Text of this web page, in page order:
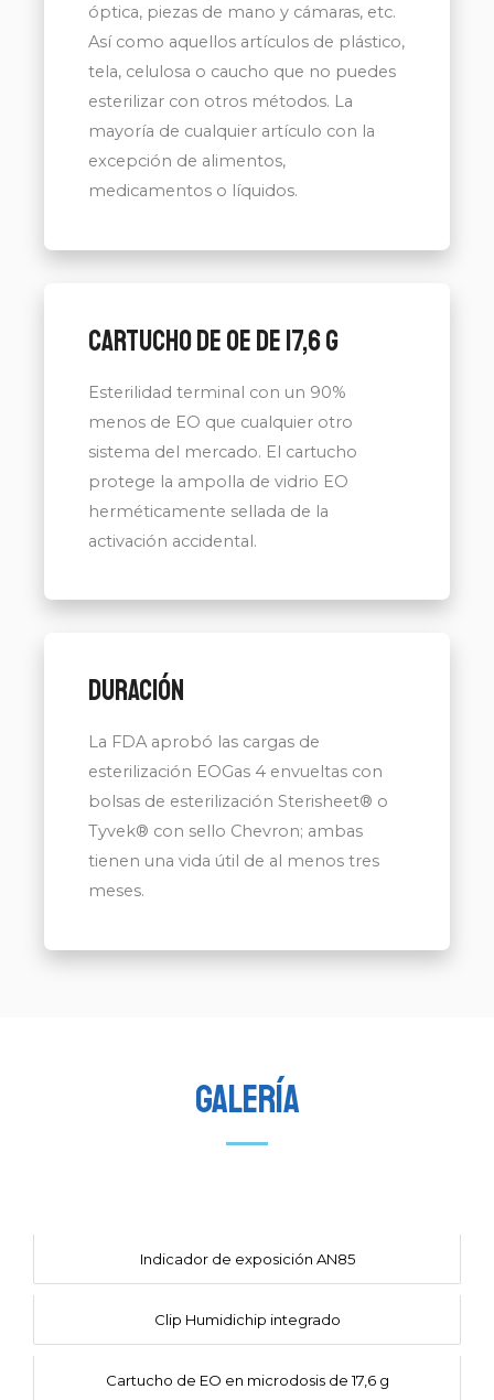
óptica, piezas de mano y cámaras, etc.
Así como aquellos artículos de plástico,
tela, celulosa o caucho que no puedes
esterilizar con otros métodos. La
mayoría de cualquier artículo con la
excepción de alimentos,
medicamentos o líquidos.
Cartucho de OE de 17,6 g
Esterilidad terminal con un 90%
menos de EO que cualquier otro
sistema del mercado. El cartucho
protege la ampolla de vidrio EO
herméticamente sellada de la
activación accidental.
Duración
La FDA aprobó las cargas de
esterilización EOGas 4 envueltas con
bolsas de esterilización Sterisheet® o
Tyvek® con sello Chevron; ambas
tienen una vida útil de al menos tres
meses.
Galería
Indicador de exposición AN85
Clip Humidichip integrado
Cartucho de EO en microdosis de 17,6 g